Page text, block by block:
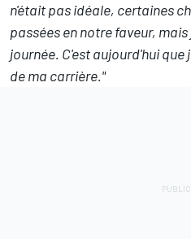
n'était pas idéale, certaines
passées en notre faveur,
journée. C'est aujourd'hui
de ma carrière."